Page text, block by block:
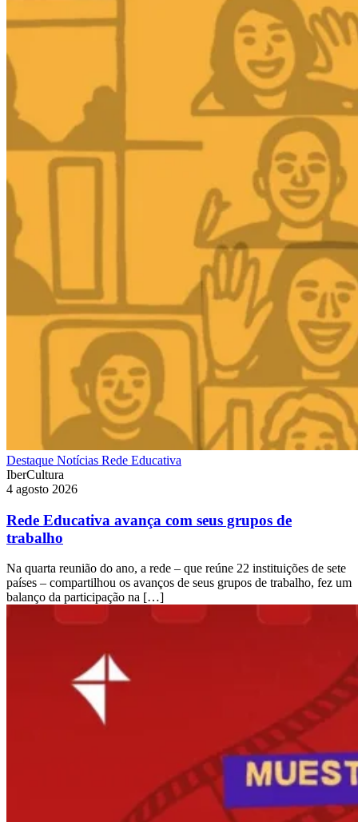
Destaque Notícias Rede Educativa
IberCultura
4 agosto 2026
Rede Educativa avança com seus grupos de
trabalho
Na quarta reunião do ano, a rede – que reúne 22 instituições de sete
países – compartilhou os avanços de seus grupos de trabalho, fez um
balanço da participação na […]